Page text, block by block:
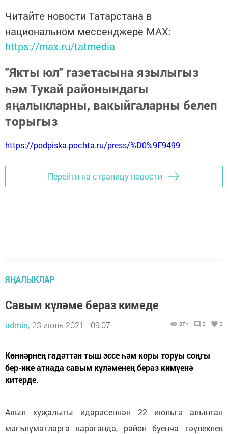
Читайте новости Татарстана в
национальном мессенджере MАХ:
https://max.ru/tatmedia
"Якты юл" газетасына язылыгыз
һәм Тукай районындагы
яңалыкларны, вакыйгаларны белеп
торыгыз
https://podpiska.pochta.ru/press/%D0%9F9499
Перейти на страницу новости
ЯҢАЛЫКЛАР
Савым күләме бераз кимеде
admin, 23 июль 2021 - 09:07 874 0 0
Көннәрнең гадәттән тыш эссе һәм коры торуы соңгы
бер-ике атнада савым күләменең бераз кимүенә
китерде.
Авыл хуҗалыгы идарәсеннән 22 июльгә алынган
мәгълүматларга караганда, район буенча тәүлеклек